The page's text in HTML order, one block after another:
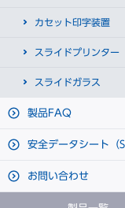
カセット印字装置
スライドプリンター
スライドガラス
製品FAQ
安全データシート（
お問い合わせ